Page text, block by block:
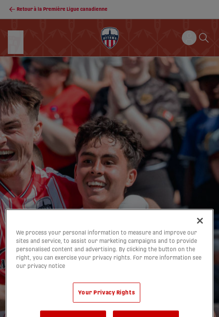
Retour à la Première Ligue canadienne
We process your personal information to measure and improve our
sites and service, to assist our marketing campaigns and to provide
personalised content and advertising. By clicking the button on the
right, you can exercise your privacy rights. For more information see
our privacy notice
Your Privacy Rights